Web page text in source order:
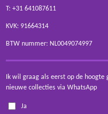
T: +31 641087611
KVK: 91664314
BTW nummer: NL0049074997
Ik wil graag als eerst op de
nieuwe collecties via WhatsApp
Ja